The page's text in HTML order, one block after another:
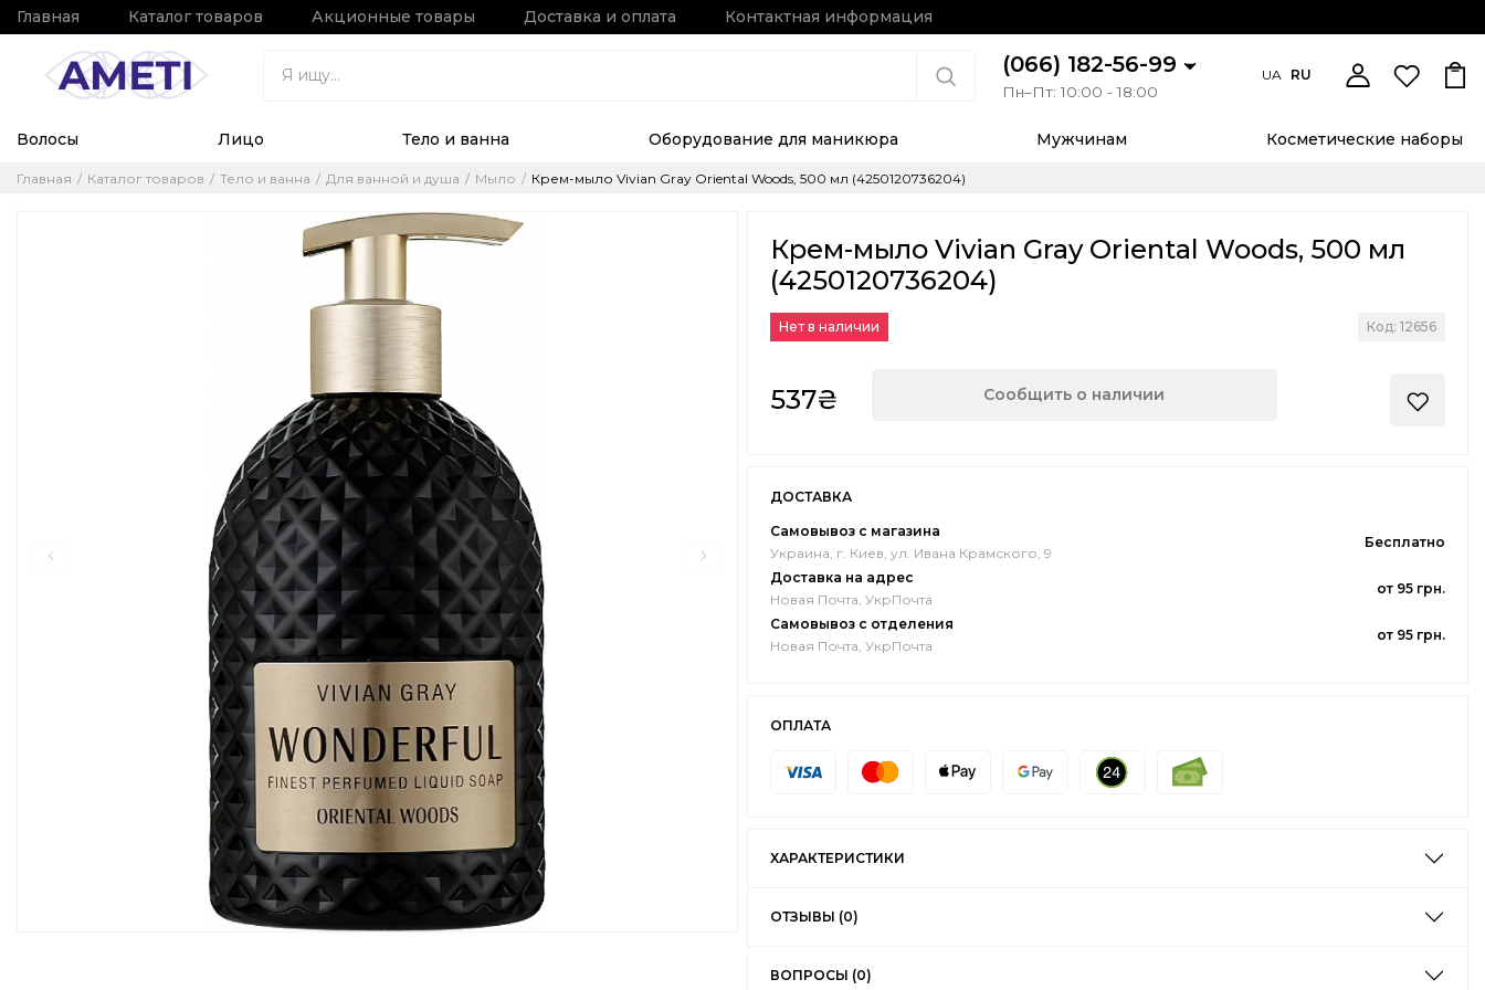
Главная Каталог товаров Акционные товары Доставка и оплата Контактная информация
(066) 182-56-99
Пн–Пт: 10:00 - 18:00
UA RU
Волосы Лицо Тело и ванна Оборудование для маникюра Мужчинам Косметические наборы
Главная Каталог товаров Тело и ванна Для ванной и душа Мыло Крем-мыло Vivian Gray Oriental Woods, 500 мл (4250120736204)
Крем-мыло Vivian Gray Oriental Woods, 500 мл
(4250120736204)
Нет в наличии Код: 12656
537₴ Сообщить о наличии
ДОСТАВКА
Самовывоз с магазина
Украина, г. Киев, ул. Ивана Крамского, 9
Бесплатно
Доставка на адрес
Новая Почта, УкрПочта
от 95 грн.
Самовывоз с отделения
Новая Почта, УкрПочта
от 95 грн.
ОПЛАТА
ХАРАКТЕРИСТИКИ
ОТЗЫВЫ (0)
ВОПРОСЫ (0)